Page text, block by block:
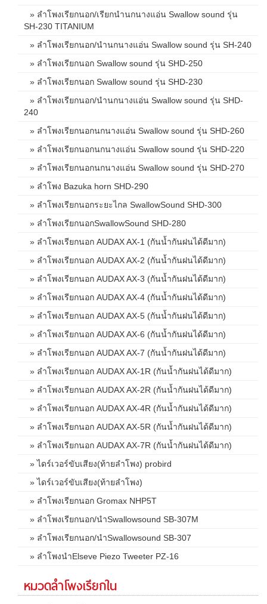
» ลำโพงเรียกนอก/เรียกนำนกนางแอ่น Swallow sound รุ่น
SH-230 TITANIUM
» ลำโพงเรียกนอก/นำนกนางแอ่น Swallow sound รุ่น SH-240
» ลำโพงเรียกนอก Swallow sound รุ่น SHD-250
» ลำโพงเรียกนอก Swallow sound รุ่น SHD-230
» ลำโพงเรียกนอก/นำนกนางแอ่น Swallow sound รุ่น SHD-
240
» ลำโพงเรียกนอกนกนางแอ่น Swallow sound รุ่น SHD-260
» ลำโพงเรียกนอกนกนางแอ่น Swallow sound รุ่น SHD-220
» ลำโพงเรียกนอกนกนางแอ่น Swallow sound รุ่น SHD-270
» ลำโพง Bazuka horn SHD-290
» ลำโพงเรียกนอกระยะไกล SwallowSound SHD-300
» ลำโพงเรียกนอกSwallowSound SHD-280
» ลำโพงเรียกนอก AUDAX AX-1 (กันน้ำกันฝนได้ดีมาก)
» ลำโพงเรียกนอก AUDAX AX-2 (กันน้ำกันฝนได้ดีมาก)
» ลำโพงเรียกนอก AUDAX AX-3 (กันน้ำกันฝนได้ดีมาก)
» ลำโพงเรียกนอก AUDAX AX-4 (กันน้ำกันฝนได้ดีมาก)
» ลำโพงเรียกนอก AUDAX AX-5 (กันน้ำกันฝนได้ดีมาก)
» ลำโพงเรียกนอก AUDAX AX-6 (กันน้ำกันฝนได้ดีมาก)
» ลำโพงเรียกนอก AUDAX AX-7 (กันน้ำกันฝนได้ดีมาก)
» ลำโพงเรียกนอก AUDAX AX-1R (กันน้ำกันฝนได้ดีมาก)
» ลำโพงเรียกนอก AUDAX AX-2R (กันน้ำกันฝนได้ดีมาก)
» ลำโพงเรียกนอก AUDAX AX-4R (กันน้ำกันฝนได้ดีมาก)
» ลำโพงเรียกนอก AUDAX AX-5R (กันน้ำกันฝนได้ดีมาก)
» ลำโพงเรียกนอก AUDAX AX-7R (กันน้ำกันฝนได้ดีมาก)
» ไดร์เวอร์ขับเสียง(ท้ายลำโพง) probird
» ไดร์เวอร์ขับเสียง(ท้ายลำโพง)
» ลำโพงเรียกนอก Gromax NHP5T
» ลำโพงเรียกนอก/นำSwallowsound SB-307M
» ลำโพงเรียกนอก/นำSwallowsound SB-307
» ลำโพงนำElseve Piezo Tweeter PZ-16
หมวดลำโพงเรียกใน